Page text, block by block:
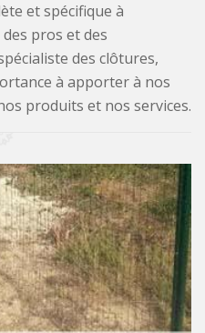
et spécifique à
pros et des
des clôtures,
à apporter à nos
produits et nos services.